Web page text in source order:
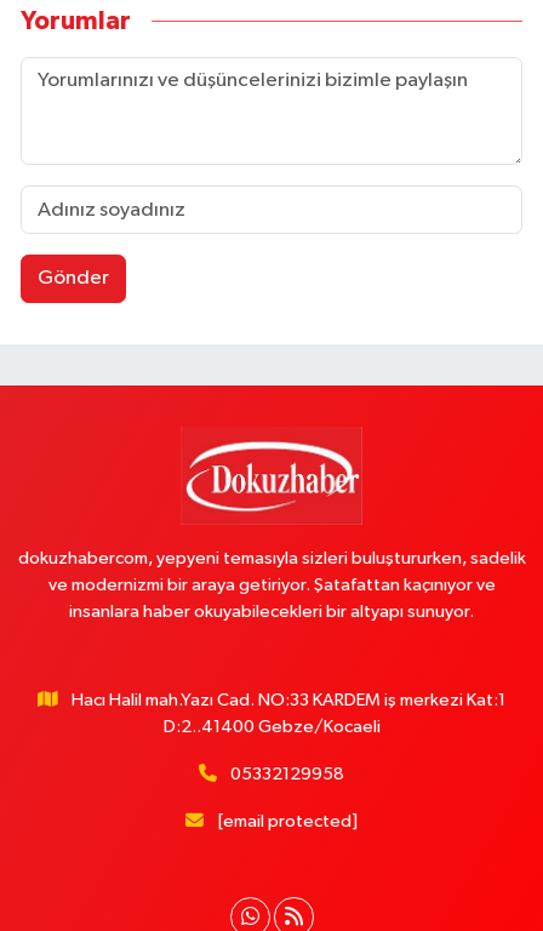
Yorumlar
Gönder
dokuzhabercom, yepyeni temasıyla sizleri buluştururken, sadelik
ve modernizmi bir araya getiriyor. Şatafattan kaçınıyor ve
insanlara haber okuyabilecekleri bir altyapı sunuyor.
Hacı Halil mah.Yazı Cad. NO:33 KARDEM iş merkezi Kat:1
D:2..41400 Gebze/Kocaeli
05332129958
[email protected]